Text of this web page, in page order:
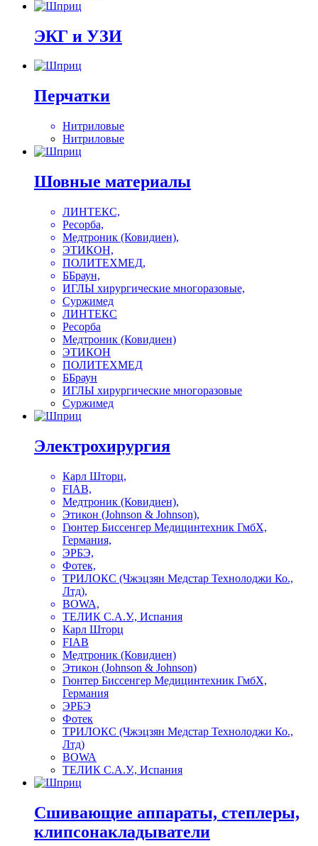
ЭКГ и УЗИ
Перчатки
Нитриловые
Нитриловые
Шовные материалы
ЛИНТЕКС,
Ресорба,
Медтроник (Ковидиен),
ЭТИКОН,
ПОЛИТЕХМЕД,
ББраун,
ИГЛЫ хирургические многоразовые,
Суржимед
ЛИНТЕКС
Ресорба
Медтроник (Ковидиен)
ЭТИКОН
ПОЛИТЕХМЕД
ББраун
ИГЛЫ хирургические многоразовые
Суржимед
Электрохирургия
Карл Шторц,
FIAB,
Медтроник (Ковидиен),
Этикон (Johnson & Johnson),
Гюнтер Биссенгер Медицинтехник ГмбХ,
Германия,
ЭРБЭ,
Фотек,
ТРИЛОКС (Чжэцзян Медстар Технолоджи Ко.,
Лтд),
BOWA,
ТЕЛИК С.А.У., Испания
Карл Шторц
FIAB
Медтроник (Ковидиен)
Этикон (Johnson & Johnson)
Гюнтер Биссенгер Медицинтехник ГмбХ,
Германия
ЭРБЭ
Фотек
ТРИЛОКС (Чжэцзян Медстар Технолоджи Ко.,
Лтд)
BOWA
ТЕЛИК С.А.У., Испания
Сшивающие аппараты, степлеры,
клипсонакладыватели